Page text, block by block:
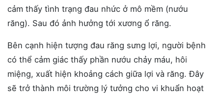
cảm thấy tình trạng đau nhức ở mô mềm (nướu
răng). Sau đó ảnh hưởng tới xương ổ răng.
Bên cạnh hiện tượng đau răng sưng lợi, người bệnh
có thể cảm giác thấy phần nướu chảy máu, hôi
miệng, xuất hiện khoảng cách giữa lợi và răng. Đây
sẽ trở thành môi trường lý tưởng cho vi khuẩn hoạt